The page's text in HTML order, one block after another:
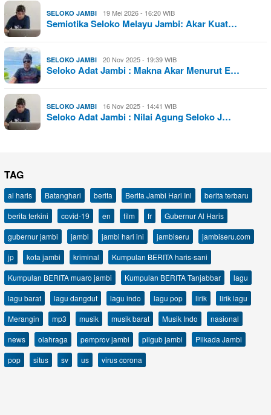
SELOKO JAMBI 19 Mei 2026 - 16:20 WIB
Semiotika Seloko Melayu Jambi: Akar Kuat…
SELOKO JAMBI 20 Nov 2025 - 19:39 WIB
Seloko Adat Jambi : Makna Akar Menurut E…
SELOKO JAMBI 16 Nov 2025 - 14:41 WIB
Seloko Adat Jambi : Nilai Agung Seloko J…
TAG
al haris Batanghari berita Berita Jambi Hari Ini
berita terbaru
berita terkini
covid-19 en film fr
Gubernur Al Haris
gubernur jambi
jambi jambi hari ini jambiseru
jambiseru.com
jp
kota jambi kriminal
Kumpulan BERITA haris-sani
Kumpulan BERITA muaro jambi
Kumpulan BERITA Tanjabbar
lagu
lagu barat
lagu dangdut lagu indo lagu pop lirik
lirik lagu
Merangin
mp3 musik musik barat Musik Indo
nasional
news
olahraga pemprov jambi pilgub jambi
Pilkada Jambi
pop
situs sv us virus corona